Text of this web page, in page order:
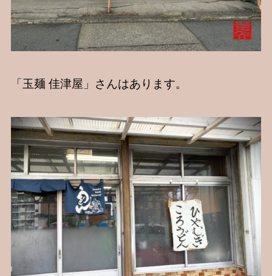
「玉麺 佳津屋」さんはあります。